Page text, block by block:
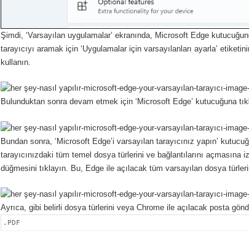
Şimdi, ‘Varsayılan uygulamalar’ ekranında, Microsoft Edge
tarayıcıyı aramak için ‘Uygulamalar için varsayılanları ayarla’
kullanın.
Bulunduktan sonra devam etmek için ‘Microsoft Edge’ kutucuğuna
Bundan sonra, ‘Microsoft Edge’i varsayılan tarayıcınız yapın’
tarayıcınızdaki tüm temel dosya türlerini ve bağlantılarını açmasına
düğmesini tıklayın.
Bu, Edge ile açılacak tüm varsayılan dosya
Ayrıca, gibi belirli dosya türlerini veya Chrome ile açılacak posta
.PDF